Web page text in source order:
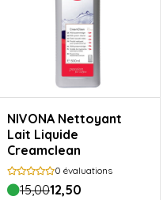
NIVONA Nettoyant
Lait Liquide
Creamclean
0 évaluations
15,0012,50